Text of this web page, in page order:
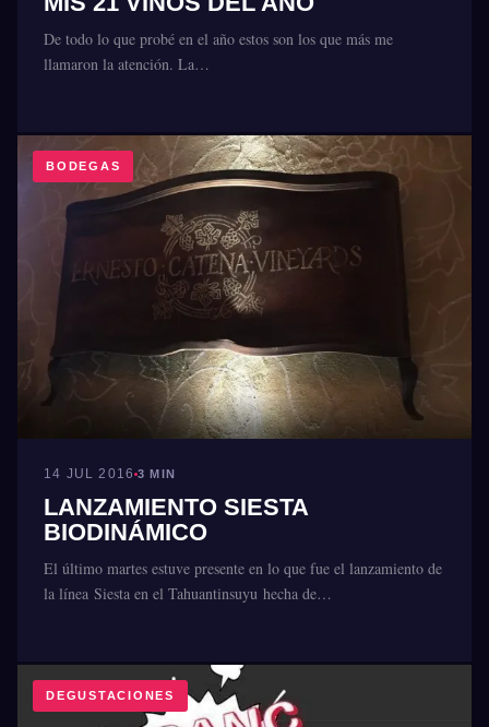
De todo lo que probé en el año estos son los que más me
llamaron la atención. La…
BODEGAS
14 JUL 2016 3 MIN
LANZAMIENTO SIESTA
BIODINÁMICO
El último martes estuve presente en lo que fue el lanzamiento de
la línea Siesta en el Tahuantinsuyu hecha de…
DEGUSTACIONES